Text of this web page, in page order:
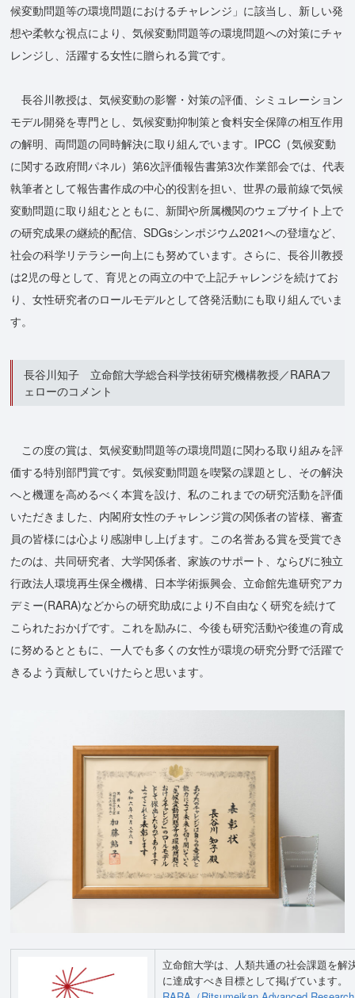
候変動問題等の環境問題におけるチャレンジ」に該当し、新しい発
想や柔軟な視点により、気候変動問題等の環境問題への対策にチャ
レンジし、活躍する女性に贈られる賞です。
長谷川教授は、気候変動の影響・対策の評価、シミュレーション
モデル開発を専門とし、気候変動抑制策と食料安全保障の相互作用
の解明、両問題の同時解決に取り組んでいます。IPCC（気候変動
に関する政府間パネル）第6次評価報告書第3次作業部会では、代表
執筆者として報告書作成の中心的役割を担い、世界の最前線で気候
変動問題に取り組むとともに、新聞や所属機関のウェブサイト上で
の研究成果の継続的配信、SDGsシンポジウム2021への登壇など、
社会の科学リテラシー向上にも努めています。さらに、長谷川教授
は2児の母として、育児との両立の中で上記チャレンジを続けてお
り、女性研究者のロールモデルとして啓発活動にも取り組んでいま
す。
長谷川知子 立命館大学総合科学技術研究機構教授／RARAフ
ェローのコメント
この度の賞は、気候変動問題等の環境問題に関わる取り組みを評
価する特別部門賞です。気候変動問題を喫緊の課題とし、その解決
へと機運を高めるべく本賞を設け、私のこれまでの研究活動を評価
いただきました、内閣府女性のチャレンジ賞の関係者の皆様、審査
員の皆様には心より感謝申し上げます。この名誉ある賞を受賞でき
たのは、共同研究者、大学関係者、家族のサポート、ならびに独立
行政法人環境再生保全機構、日本学術振興会、⽴命館先進研究アカ
デミー(RARA)などからの研究助成により不自由なく研究を続けて
こられたおかげです。これを励みに、今後も研究活動や後進の育成
に努めるとともに、一人でも多くの女性が環境の研究分野で活躍で
きるよう貢献していけたらと思います。
立命館大学は、人類共通の社会課題を
に達成すべき目標として掲げています。